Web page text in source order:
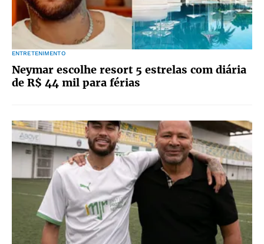
ENTRETENIMENTO
Neymar escolhe resort 5 estrelas com diária
de R$ 44 mil para férias